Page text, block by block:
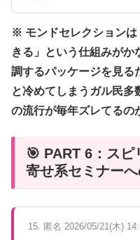
※ モンドセレクション
きる」という仕組みがか
調するパッケージを見る
と冷めてしまうガル民多
の流行が毎年ズレてるの
🎯 PART 6：スピ
寄せ系セミナー
15. 匿名 2026/05/21(木)